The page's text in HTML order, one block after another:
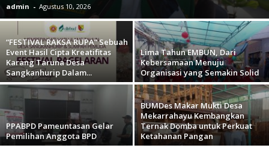
admin - Agustus 10, 2026
“FESTIVAL RAKSA RUPA” Sebuah
Event Hasil Cipta Kreatifitas
Karang Taruna Desa
Sangkanhurip Dalam...
Lima Tahun EMBUN, Dari
Kebersamaan Menuju
Organisasi yang Semakin Solid
PPABPD Pameuntasan Gelar
Pemilihan Anggota BPD
BUMDes Makar Mukti Desa
Mekarrahayu Kembangkan
Ternak Domba untuk Perkuat
Ketahanan Pangan